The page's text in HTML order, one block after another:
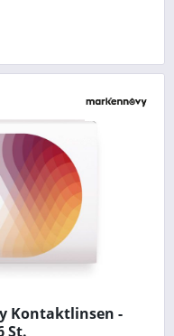
Kontaktlinsen -
St.